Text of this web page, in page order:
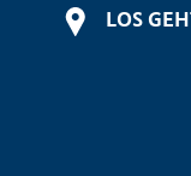
LOS